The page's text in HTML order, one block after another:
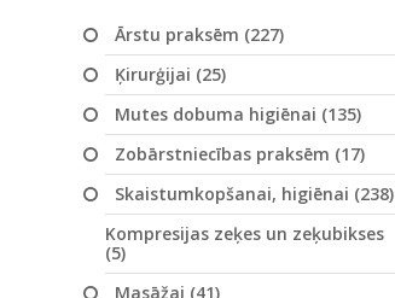
Ārstu praksēm (227)
Ķirurģijai (25)
Mutes dobuma higiēnai (135)
Zobārstniecības praksēm (17)
Skaistumkopšanai, higiēnai (238)
Kompresijas zeķes un zeķubikses
(5)
Masāžai (41)